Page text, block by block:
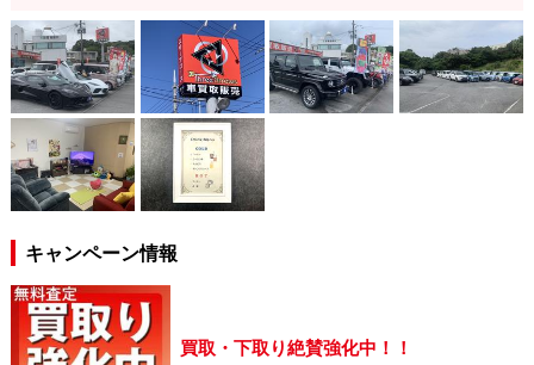
キャンペーン情報
買取・下取り絶賛強化中！！